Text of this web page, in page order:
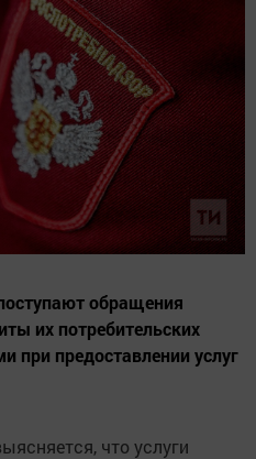
обращения
их потребительских
при предоставлении услуг
что услуги